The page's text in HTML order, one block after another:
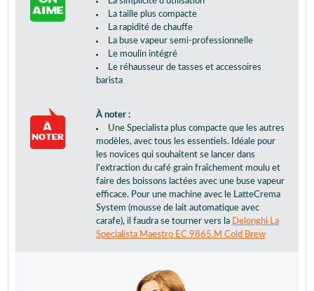
La taille plus compacte
La rapidité de chauffe
La buse vapeur semi-professionnelle
Le moulin intégré
Le réhausseur de tasses et accessoires
barista
À noter :
Une Specialista plus compacte que les autres
modèles, avec tous les essentiels. Idéale pour
les novices qui souhaitent se lancer dans
l'extraction du café grain fraîchement moulu et
faire des boissons lactées avec une buse vapeur
efficace. Pour une machine avec le LatteCrema
System (mousse de lait automatique avec
carafe), il faudra se tourner vers la Delonghi La
Specialista Maestro EC 9865.M Cold Brew